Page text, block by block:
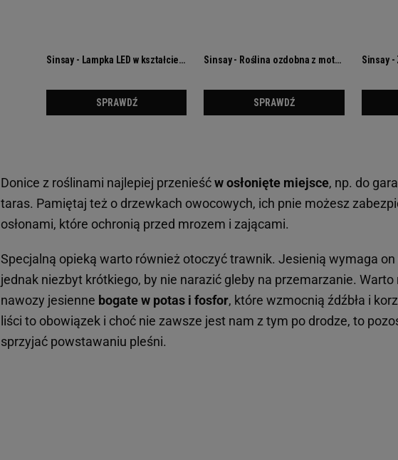
Donice z roślinami najlepiej przenieśćw osłonięte miejsce, np. do
taras. Pamiętaj też o drzewkach owocowych, ich pnie możesz
osłonami, które ochronią przed mrozem i zającami.
Specjalną opieką warto również otoczyć trawnik. Jesienią wymaga
jednak niezbyt krótkiego, by nie narazić gleby na przemarzanie.
nawozy jesienne bogate w potas i fosfor, które wzmocnią źdźbła i
liści to obowiązek i choć nie zawsze jest nam z tym po drodze, to
sprzyjać powstawaniu pleśni.